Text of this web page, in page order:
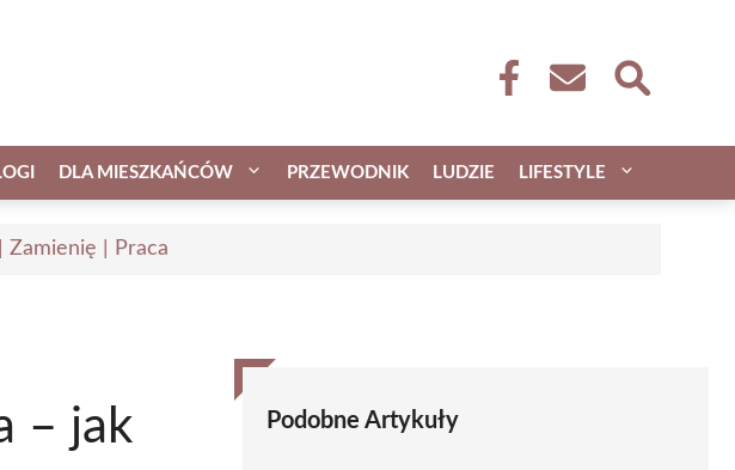
DLA MIESZKAŃCÓW PRZEWODNIK LUDZIE LIFESTYLE
Zamienię | Praca
– jak
Podobne Artykuły